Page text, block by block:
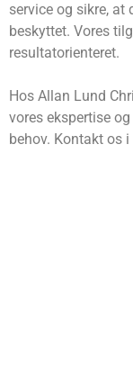
service og sikre, at
beskyttet. Vores
resultatorienteret.
Hos Allan Lund
vores ekspertise
behov. Kontakt os